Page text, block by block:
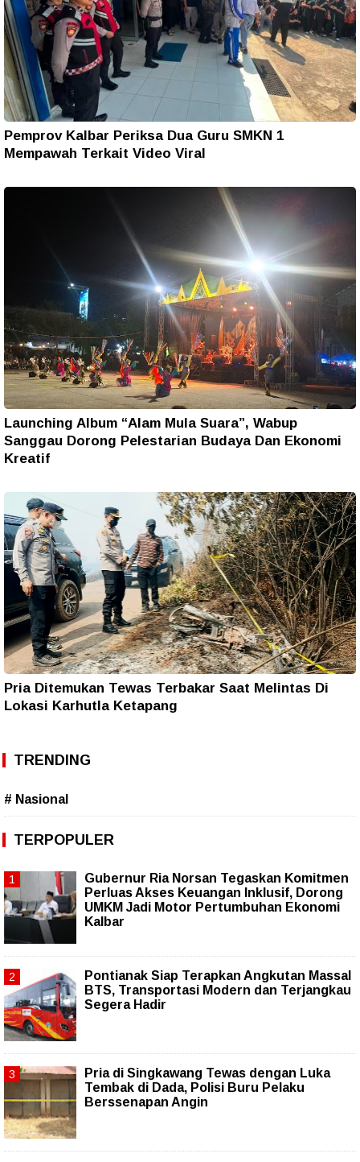
Pemprov Kalbar Periksa Dua Guru SMKN 1
Mempawah Terkait Video Viral
Launching Album “Alam Mula Suara”, Wabup
Sanggau Dorong Pelestarian Budaya Dan Ekonomi
Kreatif
Pria Ditemukan Tewas Terbakar Saat Melintas Di
Lokasi Karhutla Ketapang
TRENDING
# Nasional
TERPOPULER
Gubernur Ria Norsan Tegaskan Komitmen
Perluas Akses Keuangan Inklusif, Dorong
UMKM Jadi Motor Pertumbuhan Ekonomi
Kalbar
Pontianak Siap Terapkan Angkutan Massal
BTS, Transportasi Modern dan Terjangkau
Segera Hadir
Pria di Singkawang Tewas dengan Luka
Tembak di Dada, Polisi Buru Pelaku
Berssenapan Angin